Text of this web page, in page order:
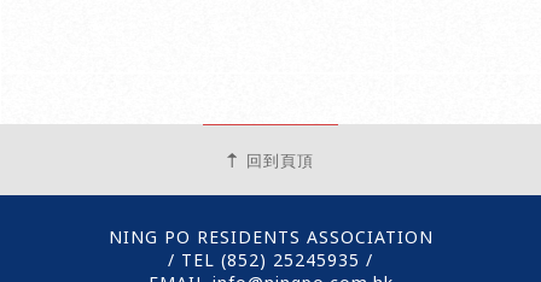
回到頁頂
NING PO RESIDENTS ASSOCIATION
/ TEL (852) 25245935 /